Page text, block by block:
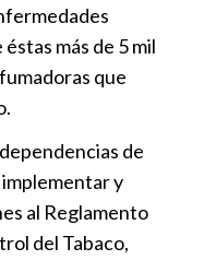
más de 5 mil
que
de
y
al Reglamento
del Tabaco,